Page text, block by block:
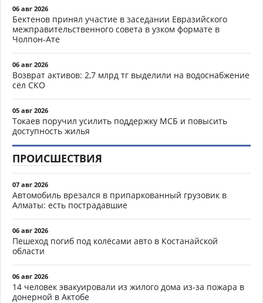
06 авг 2026
Бектенов принял участие в заседании Евразийского
межправительственного совета в узком формате в
Чолпон-Ате
06 авг 2026
Возврат активов: 2,7 млрд тг выделили на водоснабжение
сёл СКО
05 авг 2026
Токаев поручил усилить поддержку МСБ и повысить
доступность жилья
ПРОИСШЕСТВИЯ
07 авг 2026
Автомобиль врезался в припаркованный грузовик в
Алматы: есть пострадавшие
06 авг 2026
Пешеход погиб под колёсами авто в Костанайской
области
06 авг 2026
14 человек эвакуировали из жилого дома из-за пожара в
донерной в Актобе